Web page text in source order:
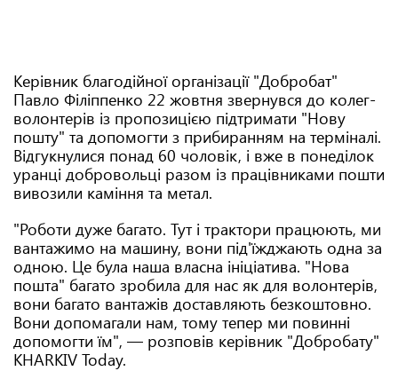
Керівник благодійної організації "Добробат"
Павло Філіппенко 22 жовтня звернувся до колег-
волонтерів із пропозицією підтримати "Нову
пошту" та допомогти з прибиранням на терміналі.
Відгукнулися понад 60 чоловік, і вже в понеділок
уранці добровольці разом із працівниками пошти
вивозили каміння та метал.
"Роботи дуже багато. Тут і трактори працюють, ми
вантажимо на машину, вони під'їжджають одна за
одною. Це була наша власна ініціатива. "Нова
пошта" багато зробила для нас як для волонтерів,
вони багато вантажів доставляють безкоштовно.
Вони допомагали нам, тому тепер ми повинні
допомогти їм", — розповів керівник "Добробату"
KHARKIV Today.